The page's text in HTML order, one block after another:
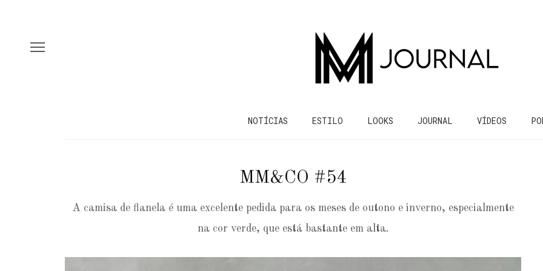
NOTÍCIAS ESTILO LOOKS JOURNAL VÍDEOS
MM&CO #54
A camisa de flanela é uma excelente pedida para os meses de outono e inverno, especialmente
na cor verde, que está bastante em alta.